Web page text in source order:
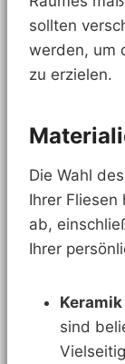
sollten
werden, um
zu erzielen.
Die Wahl
Ihrer Fliesen
ab,
Ihrer
sind